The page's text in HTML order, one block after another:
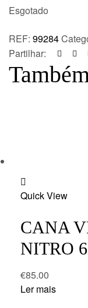
Esgotado
REF: 99284
Partilhar:
to
Quick View
CANA
NITRO
€85.00
Ler mais